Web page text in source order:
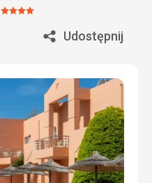
Ocena:
Udostępnij